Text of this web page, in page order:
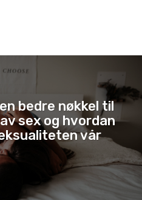
bedre nøkkel til
sex og hvordan
vår